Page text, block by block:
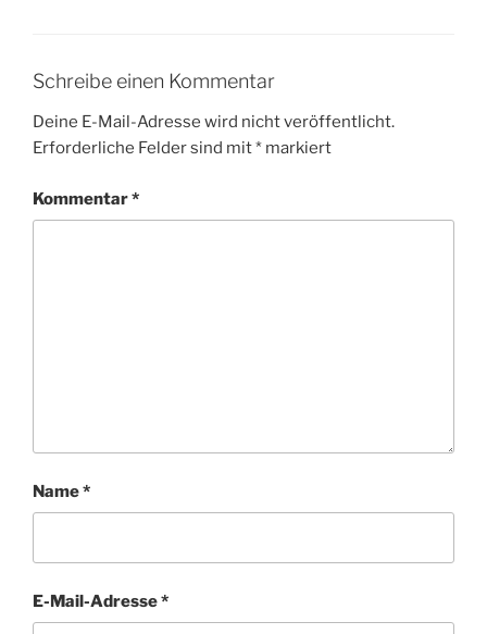
Schreibe einen Kommentar
Deine E-Mail-Adresse wird nicht veröffentlicht.
Erforderliche Felder sind mit* markiert
Kommentar*
Name*
E-Mail-Adresse*